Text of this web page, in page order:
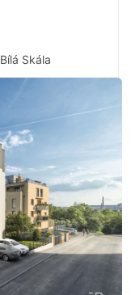
Bílá Skála